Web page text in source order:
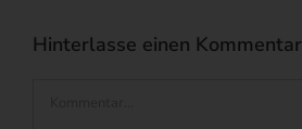
Hinterlasse einen Kommentar